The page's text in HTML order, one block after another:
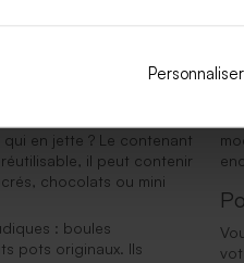
Personnaliser
à l’infini, ils
grandes célébrations
d’allier déco et
malin et festif
en jette ? Le contenant
il peut contenir
chocolats ou mini
: boules
pots originaux. Ils